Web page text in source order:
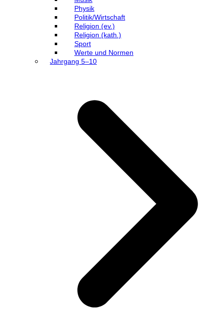
Physik
Politik/Wirtschaft
Religion (ev.)
Religion (kath.)
Sport
Werte und Normen
Jahrgang 5–10